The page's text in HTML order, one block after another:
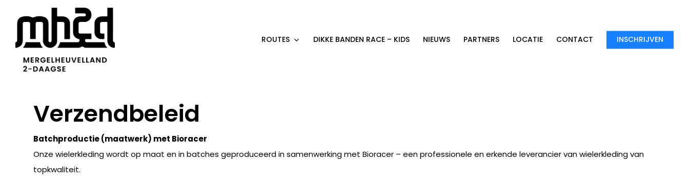
ROUTES DIKKE BANDEN RACE – KIDS NIEUWS PARTNERS LOCATIE CONTACT INSCHRIJVEN
Verzendbeleid
Batchproductie (maatwerk) met Bioracer
Onze wielerkleding wordt op maat en in batches geproduceerd in samenwerking met Bioracer – een professionele en erkende leverancier van wielerkleding van
topkwaliteit.